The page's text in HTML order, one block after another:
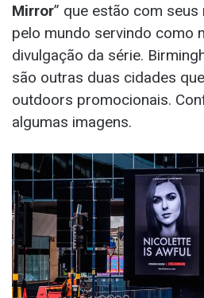
Mirror” que estão com
pelo mundo servindo como
divulgação da série.
são outras duas cidades
outdoors promocionais.
algumas imagens.